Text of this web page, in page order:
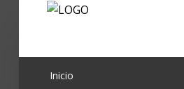
Proyecto Aivatar
Inicio